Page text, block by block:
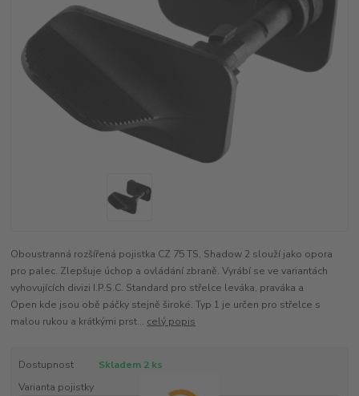
Oboustranná rozšířená pojistka CZ 75 TS, Shadow 2 slouží jako opora
pro palec. Zlepšuje úchop a ovládání zbraně. Vyrábí se ve variantách
vyhovujících divizi I.P.S.C. Standard pro střelce leváka, praváka a
Open kde jsou obě páčky stejně široké. Typ 1 je určen pro střelce s
malou rukou a krátkými prst... celý popis
Dostupnost
Skladem 2 ks
Varianta pojistky